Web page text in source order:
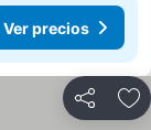
Ver precios
Compartir